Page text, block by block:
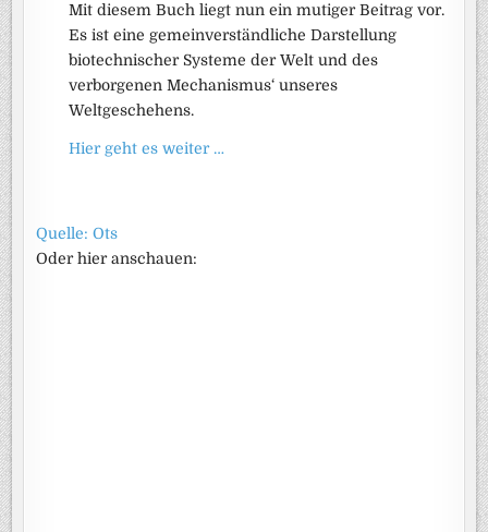
Mit diesem Buch liegt nun ein mutiger Beitrag vor.
Es ist eine gemeinverständliche Darstellung
biotechnischer Systeme der Welt und des
verborgenen Mechanismus‘ unseres
Weltgeschehens.
Hier geht es weiter …
Quelle: Ots
Oder hier anschauen: